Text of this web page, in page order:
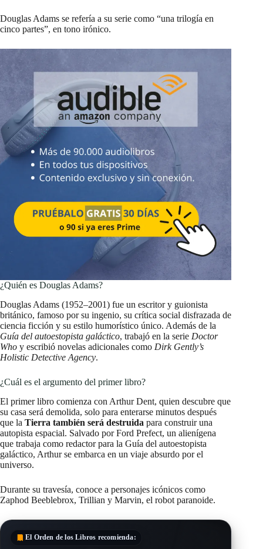
Douglas Adams se refería a su serie como “una trilogía en
cinco partes”, en tono irónico.
¿Quién es Douglas Adams?
Douglas Adams (1952–2001) fue un escritor y guionista
británico, famoso por su ingenio, su crítica social disfrazada de
ciencia ficción y su estilo humorístico único. Además de la
Guía del autoestopista galáctico, trabajó en la serie Doctor
Who y escribió novelas adicionales como Dirk Gently’s
Holistic Detective Agency.
¿Cuál es el argumento del primer libro?
El primer libro comienza con Arthur Dent, quien descubre que
su casa será demolida, solo para enterarse minutos después
que la Tierra también será destruida para construir una
autopista espacial. Salvado por Ford Prefect, un alienígena
que trabaja como redactor para la Guía del autoestopista
galáctico, Arthur se embarca en un viaje absurdo por el
universo.
Durante su travesía, conoce a personajes icónicos como
Zaphod Beeblebrox, Trillian y Marvin, el robot paranoide.
El Orden de los Libros recomienda: